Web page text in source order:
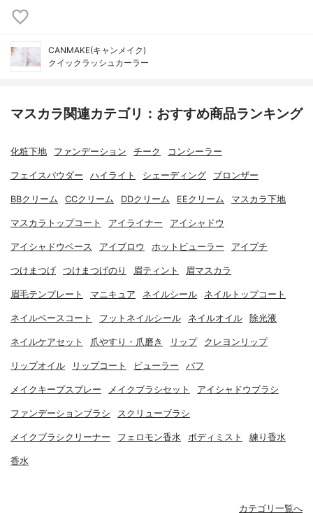
CANMAKE(キャンメイク)
クイックラッシュカーラー
マスカラ関連カテゴリ：おすすめ商品ランキング
化粧下地 ファンデーション チーク コンシーラー
フェイスパウダー ハイライト シェーディング ブロンザー
BBクリーム CCクリーム DDクリーム EEクリーム マスカラ下地
マスカラトップコート アイライナー アイシャドウ
アイシャドウベース アイブロウ ホットビューラー アイプチ
つけまつげ つけまつげのり 眉ティント 眉マスカラ
眉毛テンプレート マニキュア ネイルシール ネイルトップコート
ネイルベースコート フットネイルシール ネイルオイル 除光液
ネイルケアセット 爪やすり・爪磨き リップ クレヨンリップ
リップオイル リップコート ビューラー パフ
メイクキープスプレー メイクブラシセット アイシャドウブラシ
ファンデーションブラシ スクリューブラシ
メイクブラシクリーナー フェロモン香水 ボディミスト 練り香水
香水
カテゴリ一覧へ